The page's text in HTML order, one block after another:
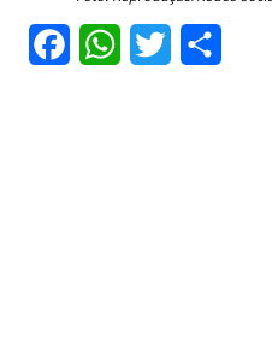
FacebookWhatsApp
Twitter